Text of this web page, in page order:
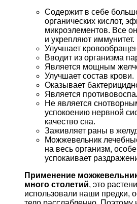
Содержит в себе
органических кислот,
микроэлементов. Все
и укрепляют иммунитет.
Улучшает
Вводит из организма
Является мощным
Улучшает состав крови.
Оказывает
Является
Не является
успокоению нервной
качество сна.
Заживляет раны в
Можжевельник
на весь организм,
успокаивает
Применение
много столетий, это
использовали наши предки,